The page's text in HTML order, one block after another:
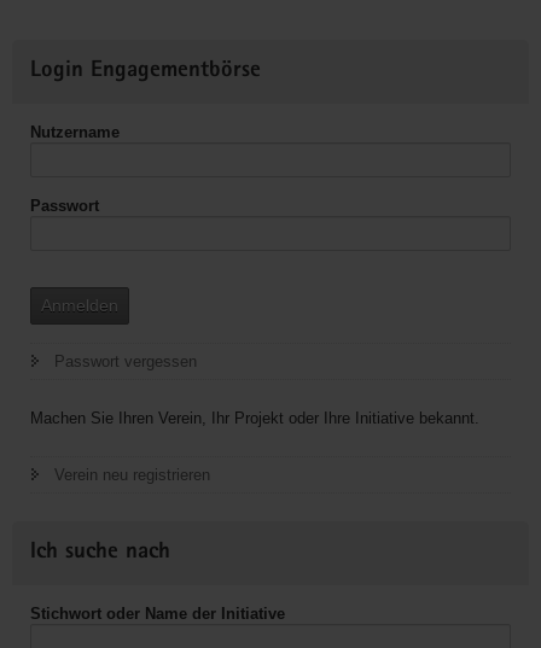
Informationen
Login Engagementbörse
Nutzername
Passwort
Anmelden
Passwort vergessen
Machen Sie Ihren Verein, Ihr Projekt oder Ihre Initiative bekannt.
Verein neu registrieren
Ich suche nach
Stichwort oder Name der Initiative